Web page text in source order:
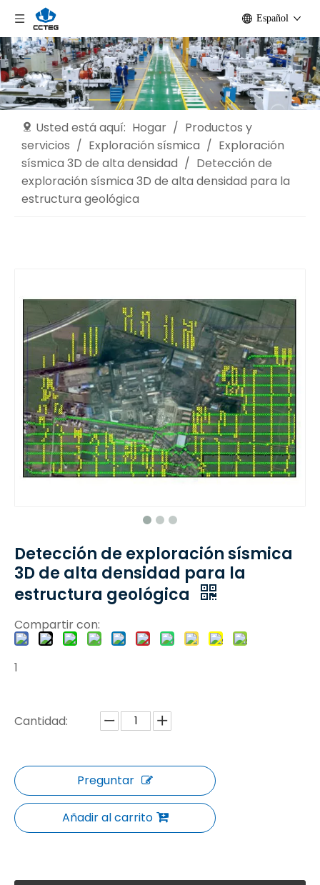
Español
Usted está aquí: Hogar / Productos y
servicios / Exploración sísmica / Exploración
sísmica 3D de alta densidad / Detección de
exploración sísmica 3D de alta densidad para la
estructura geológica
Detección de exploración sísmica
3D de alta densidad para la
estructura geológica
Compartir con:
1
Cantidad:
Preguntar
Añadir al carrito